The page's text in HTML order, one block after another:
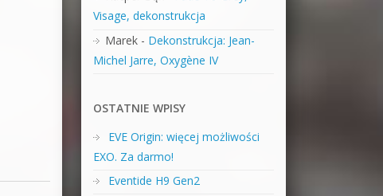
Visage, dekonstrukcja
Marek- Dekonstrukcja: Jean-
Michel Jarre, Oxygène IV
OSTATNIE WPISY
EVE Origin: więcej możliwości
EXO. Za darmo!
Eventide H9 Gen2